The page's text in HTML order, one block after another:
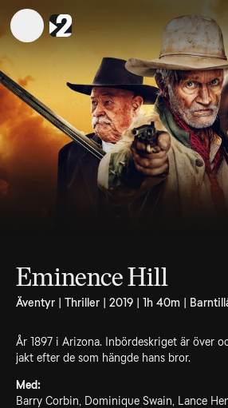
Eminence Hill
Äventyr | Thriller | 2019 | 1h 40m |
År 1897 i Arizona. Inbördeskriget är över
jakt efter de som hängde hans bror.
Med:
Barry Corbin, Dominique Swain, Lance